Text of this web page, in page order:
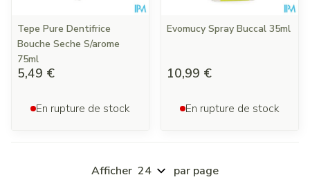
Tepe Pure Dentifrice
Bouche Seche S/arome
75ml
5,49 €
En rupture de stock
Evomucy Spray Buccal 35ml
10,99 €
En rupture de stock
Afficher par page